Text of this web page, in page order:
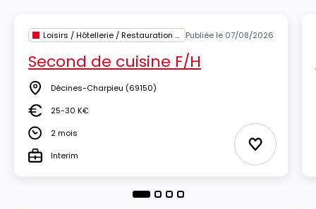
Loisirs / Hôtellerie / Restauration / Tourisme Publiée le 07/08/2026
Second de cuisine F/H
Lieu Décines-Charpieu (69150)
Salaire25-30 K€
Durée2 mois
TypeInterim Ajouter